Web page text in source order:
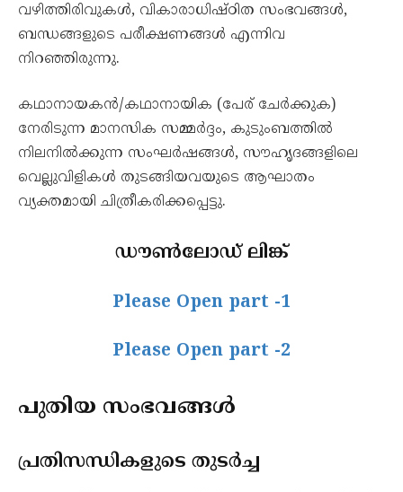
വഴിത്തിരിവുകൾ, വികാരാധിഷ്ഠിത സംഭവങ്ങൾ,
ബന്ധങ്ങളുടെ പരീക്ഷണങ്ങൾ എന്നിവ
നിറഞ്ഞിരുന്നു.
കഥാനായകൻ/കഥാനായിക (പേര് ചേർക്കുക)
നേരിടുന്ന മാനസിക സമ്മർദ്ദം, കുടുംബത്തിൽ
നിലനിൽക്കുന്ന സംഘർഷങ്ങൾ, സൗഹൃദങ്ങളിലെ
വെല്ലുവിളികൾ തുടങ്ങിയവയുടെ ആഘാതം
വ്യക്തമായി ചിത്രീകരിക്കപ്പെട്ടു.
ഡൗൺലോഡ് ലിങ്ക്
Please Open part -1
Please Open part -2
പുതിയ സംഭവങ്ങൾ
പ്രതിസന്ധികളുടെ തുടർച്ച